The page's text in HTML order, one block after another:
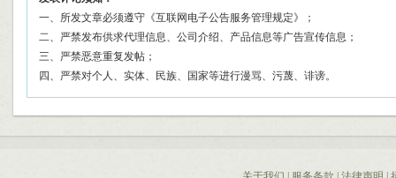
一、所发文章必须遵守《互联网电子公告服务管理规定》；
二、严禁发布供求代理信息、公司介绍、产品信息等广告宣传信息；
三、严禁恶意重复发帖；
四、严禁对个人、实体、民族、国家等进行漫骂、污蔑、诽谤。